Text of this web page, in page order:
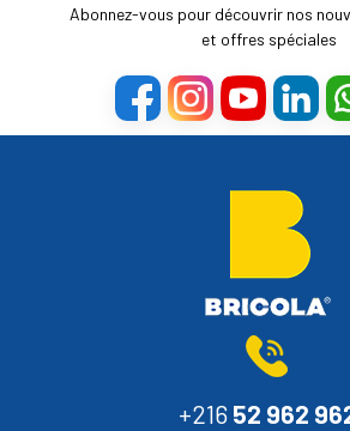
Abonnez-vous pour découvrir nos
et offres spéciales
+216 52 962